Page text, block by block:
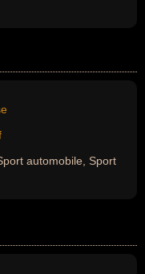
automobile, Sport